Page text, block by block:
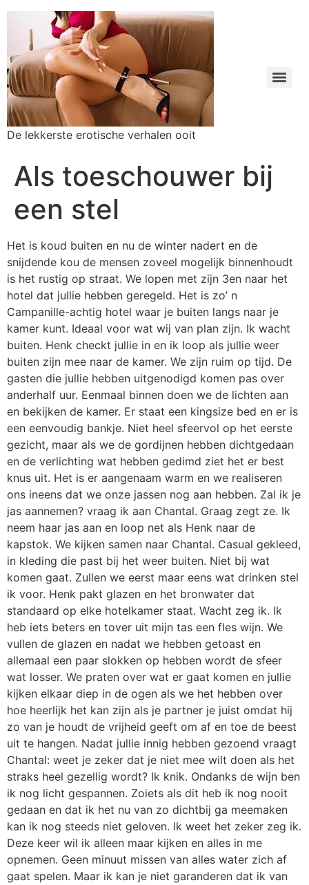
De lekkerste erotische verhalen ooit
Als toeschouwer bij
een stel
Het is koud buiten en nu de winter nadert en de snijdende kou de mensen zoveel mogelijk binnenhoudt is het rustig op straat. We lopen met zijn 3en naar het hotel dat jullie hebben geregeld. Het is zo’ n Campanille-achtig hotel waar je buiten langs naar je kamer kunt. Ideaal voor wat wij van plan zijn. Ik wacht buiten. Henk checkt jullie in en ik loop als jullie weer buiten zijn mee naar de kamer. We zijn ruim op tijd. De gasten die jullie hebben uitgenodigd komen pas over anderhalf uur. Eenmaal binnen doen we de lichten aan en bekijken de kamer. Er staat een kingsize bed en er is een eenvoudig bankje. Niet heel sfeervol op het eerste gezicht, maar als we de gordijnen hebben dichtgedaan en de verlichting wat hebben gedimd ziet het er best knus uit. Het is er aangenaam warm en we realiseren ons ineens dat we onze jassen nog aan hebben. Zal ik je jas aannemen? vraag ik aan Chantal. Graag zegt ze. Ik neem haar jas aan en loop net als Henk naar de kapstok. We kijken samen naar Chantal. Casual gekleed, in kleding die past bij het weer buiten. Niet bij wat komen gaat. Zullen we eerst maar eens wat drinken stel ik voor. Henk pakt glazen en het bronwater dat standaard op elke hotelkamer staat. Wacht zeg ik. Ik heb iets beters en tover uit mijn tas een fles wijn. We vullen de glazen en nadat we hebben getoast en allemaal een paar slokken op hebben wordt de sfeer wat losser. We praten over wat er gaat komen en jullie kijken elkaar diep in de ogen als we het hebben over hoe heerlijk het kan zijn als je partner je juist omdat hij zo van je houdt de vrijheid geeft om af en toe de beest uit te hangen. Nadat jullie innig hebben gezoend vraagt Chantal: weet je zeker dat je niet mee wilt doen als het straks heel gezellig wordt? Ik knik. Ondanks de wijn ben ik nog licht gespannen. Zoiets als dit heb ik nog nooit gedaan en dat ik het nu van zo dichtbij ga meemaken kan ik nog steeds niet geloven. Ik weet het zeker zeg ik. Deze keer wil ik alleen maar kijken en alles in me opnemen. Geen minuut missen van alles water zich af gaat spelen. Maar ik kan je niet garanderen dat ik van mezelf afblijf, zeg ik lachend. Jullie grinniken mee. Chantal staat op en zegt: ik ga mezelf zo eerst maar eens opfrissen. Henk begint te grijnzen en staat ook op. Wat je zo gaat zien is hoe mijn vrouw verschrikkelijk gaat worden geneukt. Ik vind het heerlijk om te zien hoe ze daar van geniet en hoe anderen van haar genieten. Ik zal je laten zien hoe mooi ze is… Verliefd kijken jullie elkaar aan en ik voel instinctief aan wat er gaat gebeuren. Ik leun achterover op de bank en zie hoe Henk achter Chantal gaat staan en haar trui uittrekt. Hoewel Chantal nog een shirt aan heeft pakt Henk haar borsten beet en kneedt ze. Ze heeft zulke lekkere borsten zegt hij. Ik kan alleen maar knikken. Ik zie haar stijve tepels door de stof heen. Als je wilt mag je voelen hoor. Ik beheers me, hoewel duidelijk zichtbaar is dat ik niet alles kan onderdrukken. Dan maakt Henk de knoop van haar rok los en laat hem zakken. In een gewone onderbroek staat Chantal nu voor me en ik geniet van het uitzicht. Maak hem gek schat, zegt Henk en hij gaat op de rand van het bed zitten. Ik verwacht dat Chantal een soort striptease gaat doen, maar dat is niet het geval. In een paar bewegingen trekt ze haar blouse uit, gespt haar bh los en doet haar slip uit. Ze staat naakt voor me. Dit wou je zien toch? Mijn blanke kutje dat straks helemaal uitgewoond gaat worden door een paar hele grote zwarte pikken… Ik slik. Dat ze ineens naakt voor me zou staan had ik niet verwacht. Wow stamel ik. Wil je voelen hoe m’n kutje voelt voordat ik helemaal suf geneukt ben? Oh nee dat wil je niet he. Henk doe je broek eens open? Henk doet meteen wat hem wordt gevraagd en ligt op zijn rug op bed met al zijn kleding nog aan. Hij tovert een stijve paal uit zijn broek. Maak jij foto’s vraagt hij aan me? Ik sta op en pak het fototoestel dat jullie op tafel klaar hebben liggen. Chantal keert haar rug naar Henk gaat op haar knieën over Henk’s buik zitten. Ze pakt hem met 1 hand beet en begint langzaam te trekken. Ik kan het niet laten om je even te pijpen schat. Ze schuift naar achteren zodat haar kutje recht boven zijn gezicht hangt en maakt zijn pik helemaal nat met spuug. Haar hand glijdt om zijn paal en haar tong speelt met zijn eikel. Plots komt Chantal overeind en schuift naar Henk’s harde pik die nu keihard overeind staat. Ze vouwt haar vingers om zijn paal en spreidt met haar andere hand haar kutje open. Neem je wel foto’s vraagt ze aan me? Dan glijdt ze zo over zijn pik heen zodat haar kutje helemaal gevuld wordt. Hmmm hoor ik haar kreunen. Dit is pas het begin. Voel je hoe strak het is schat. Straks mag je nog een keer voelen. Ik hoor Henk mompelen: Oh nee he, en voordat ik het weet staat Chantal naast het bed en zegt ze: mannen, ik ga douchen. Met wiebelende kont loopt ze naar de badkamer. Henk en ik kijken elkaar aan en lachen. Wat een geile vrouw heb ik he… In de badkamer horen we de douche aangaan en terwijl Henk zuchtend zijn gulp dichtdoet horen we boven het geklater van het water uit: Maak je geen zorgen schat. Bewaar het voor me. Als ik straks klaar ben wil ik al je zaad in me voelen. Henk zet de tv aan en we praten over het weer en de suffe programma’s op tv. Het lijkt wel een uur te duren, maar uiteindelijk komt Chantal een tijd later uit de badkamer. Helemaal opgefrist, gedoucht en in sexy lingerie met kousen. Tada zegt ze. Denken jullie dat ze me zo aantrekkelijk vinden? Absoluut zeggen Henk en ik tegelijkertijd. Je wilt dat ik een rok aandoe he? Yep knik ik. Chantal tovert een strakke donkere rok uit een koffer en trekt hem aan. Zo. Nu nog een blouse met knoopjes er op. Is dit een beetje wat je in gedachten had? Het is een witte blouse die mooi staat op de strakke donkere rok er onder. Zo… Nu nog hakken aan. Wat vind je trouwens van hoe ik me heb opgemaakt? Heel veel oogschaduw en mascara, precies zoals je het in je mail had omschreven. Ik moet er van blozen. Gek eigenlijk, want net stond ze nog naakt voor me. Helemaal perfect zeg ik. Precies zoals ik het wilde. Nou nu maar wachten op m’n tropische verrassing, lacht Chantal en ze schenkt zichzelf nog een wijntje in. Niet veel later krijgt Henk een sms. Hij veert op. Ze zijn er, zegt ie. Weet je zeker dat je het wilt schat? Ze moeten er allebei om lachen. Dacht je dat ik me deze kans voorbij zou laten gaan grinnikt Chantal? Ik wil die keiharde palen in mn kut voelen en niks anders. Ze schrikt van haar eigen uitspraak. Dat was duidelijk he, zegt ze terwijl ze naar mij knipoogt. Dan wordt er op de deur geklopt. Henk doet open en er komen twee vriendelijk ogende negers binnen. Wow denk ik. Het gaat gewoon echt gebeuren… De mannen geven mij een hand en kussen Chantal op de wang. Je ziet er weer goed uit, zegt de ene. De andere kijkt zijn vriend aan en zegt: zo… Je had niks te veel gezegd. En terwijl hij Chantal recht in de ogen kijkt voegt hij toe. Je bent een mooie vrouw hoor. Henk geeft de bekende een schouderklop en zegt: Zo mannen, hoe was de reis? Hij wijst naar mij en zegt: hij neemt jullie jassen wel even aan. Hij wenkt me en ik doe wat me wordt gevraagd. Chantal pakt haar wijntje en gaat op de bank zitten. Henk komt naast haar en de negers zitten op de rand van het bed. Willen jullie je nog opfrissen mannen? vraagt Henk, maar ze schudden hun hoofd. We komen zo van onder de douche hierheen gereden, lacht de nieuweling die Neil blijkt te heten. We kletsen wat over koetjes en kalfjes en de sexuele spanning hangt in de lucht. Chantal doorbreekt de spanning door tegen de bekende -die Ben heet- te zeggen: je vriend is inderdaad leuk om te zien. Ik wil wel eens zien of Neil echt zo groot is als je zei. Neil grinnikt en staat op. Kijk zelf maar. In zijn trainingsbroek tekent zich al een forse bult af. Hij gaat pal voor Chantal staan en doet zijn armen over elkaar. Ik pak het fototoestel en druk af als Chantal zijn broek naar beneden stroopt. Da’ s inderdaad een flinke jongen zeg, zegt Chantal. Ze omvat zijn nog slappe, maar nu al grote pik en weegt hem op haar hand. Hmmm daar wil straks lekker door opgevuld worden. Kleed je maar helemaal uit Neil en jij ook Ben. Beide mannen staan binnen de kortste keren naakt voor ons. Willen jullie voelen hoe nat ik ben? Chantal trekt met een hand haar rokje omhoog, pakt de hand van Neil en legt hem op haar slip. Voel maar. Neil schuift haar slip omlaag en terwijl Chantal verder alles nog aan heeft zie ik hoe zijn vingers in haar kut glijden. Ondertussen wenkt Chantal Ben om dichterbij te komen. Ze hurkt en begint om beurten Ben en Neil te pijpen. In elke hand een pik. Ze maakt de pikken helemaal nat en glibberig door er af en toe op te spugen en probeert ze zelfs tegelijk in haar mond te stoppen. Ik heb inmiddels het fototoestel weer gepakt en maak foto’s, Henk kijkt toe. Terwijl ze gehurkt voor Ben en Neil zit vraagt Chantal Henk om haar verder uit te kleden. Hij gaat achter haar staan, knoopt haar blouse los en vraagt haar te gaan staan. Dan doet hij haar rok los en trekt haar slip omlaag. Alleen in kousen en bh gaat Chantal door met trekken en pijpen. Ze staat voorover gebogen en Henk stopt 3 vingers in haar drijfnatte kut. Hmmm hoor ik haar kreunen, haar mond gevuld met de enorme pik van Neil. Ik wil jullie zo in me voelen. Ze buigt weer overeind, gaat op haar tenen staan en duwt de glanzende eikel van de enorme paal van Neil ongerubberd tegen haar klit. Ze siddert van genot bij het idee dat hij haar straks op zal vullen. Komen jullie mee mannen? Eerst wil ik jullie om beurten in me voelen. Ben kleedt zich uit en doet een condoom om. Chantal gaat op bed liggen en vraagt Henk om haar kut te likken. Hij duikt tussen haar benen en geniet er van om zijn tong diep in haar kut te steken. Als Ben er aan komt, naakt en met een enorme gerubberde paal, maakt hij plaats en gaat op zijn knieën naast Chantal zitten. Chantal kijkt mij aan en zegt, maak maar foto’s hoor, dit is wat je wilde toch, dat Henk mijn kut open zou houde